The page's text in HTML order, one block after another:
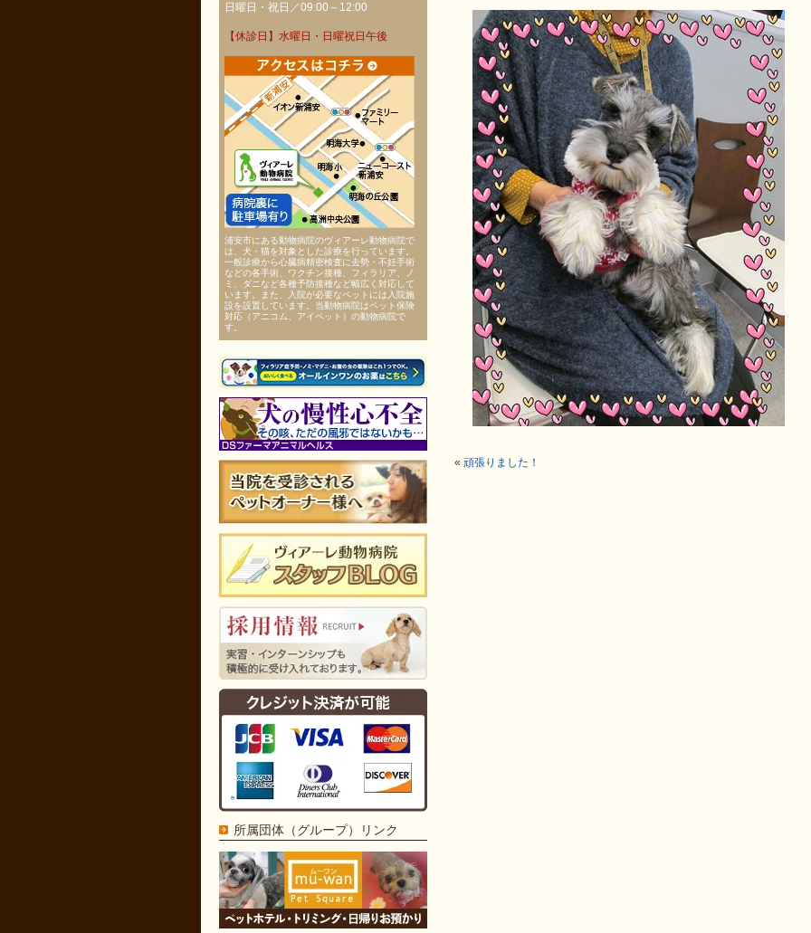
« 頑張りました！
日曜日・祝日／09:00～12:00
【休診日】水曜日・日曜祝日午後
浦安市にある動物病院のヴィアーレ動物病院で
は、犬・猫を対象とした診療を行っています。
一般診療から心臓病精密検査に去勢・不妊手術
などの各手術、ワクチン接種、フィラリア、ノ
ミ、ダニなど各種予防接種など幅広く対応して
います。また、入院が必要なペットには入院施
設を設置しています。当動物病院はペット保険
対応（アニコム、アイペット）の動物病院で
す。
所属団体（グループ）リンク